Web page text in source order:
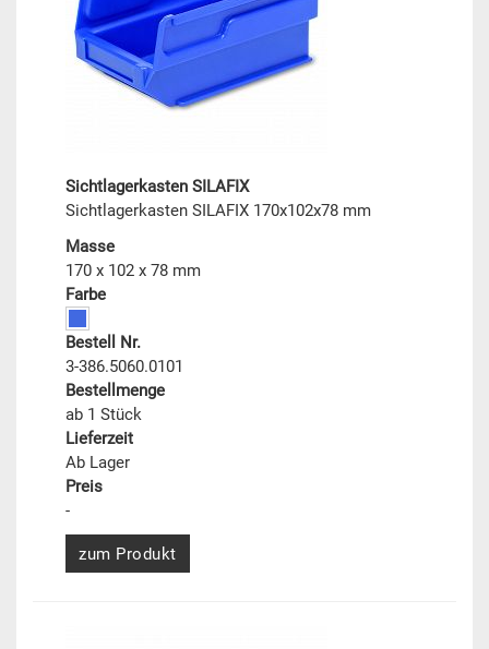
Sichtlagerkasten SILAFIX
Sichtlagerkasten SILAFIX 170x102x78 mm
Masse
170 x 102 x 78 mm
Farbe
Bestell Nr.
3-386.5060.0101
Bestellmenge
ab 1 Stück
Lieferzeit
Ab Lager
Preis
-
zum Produkt